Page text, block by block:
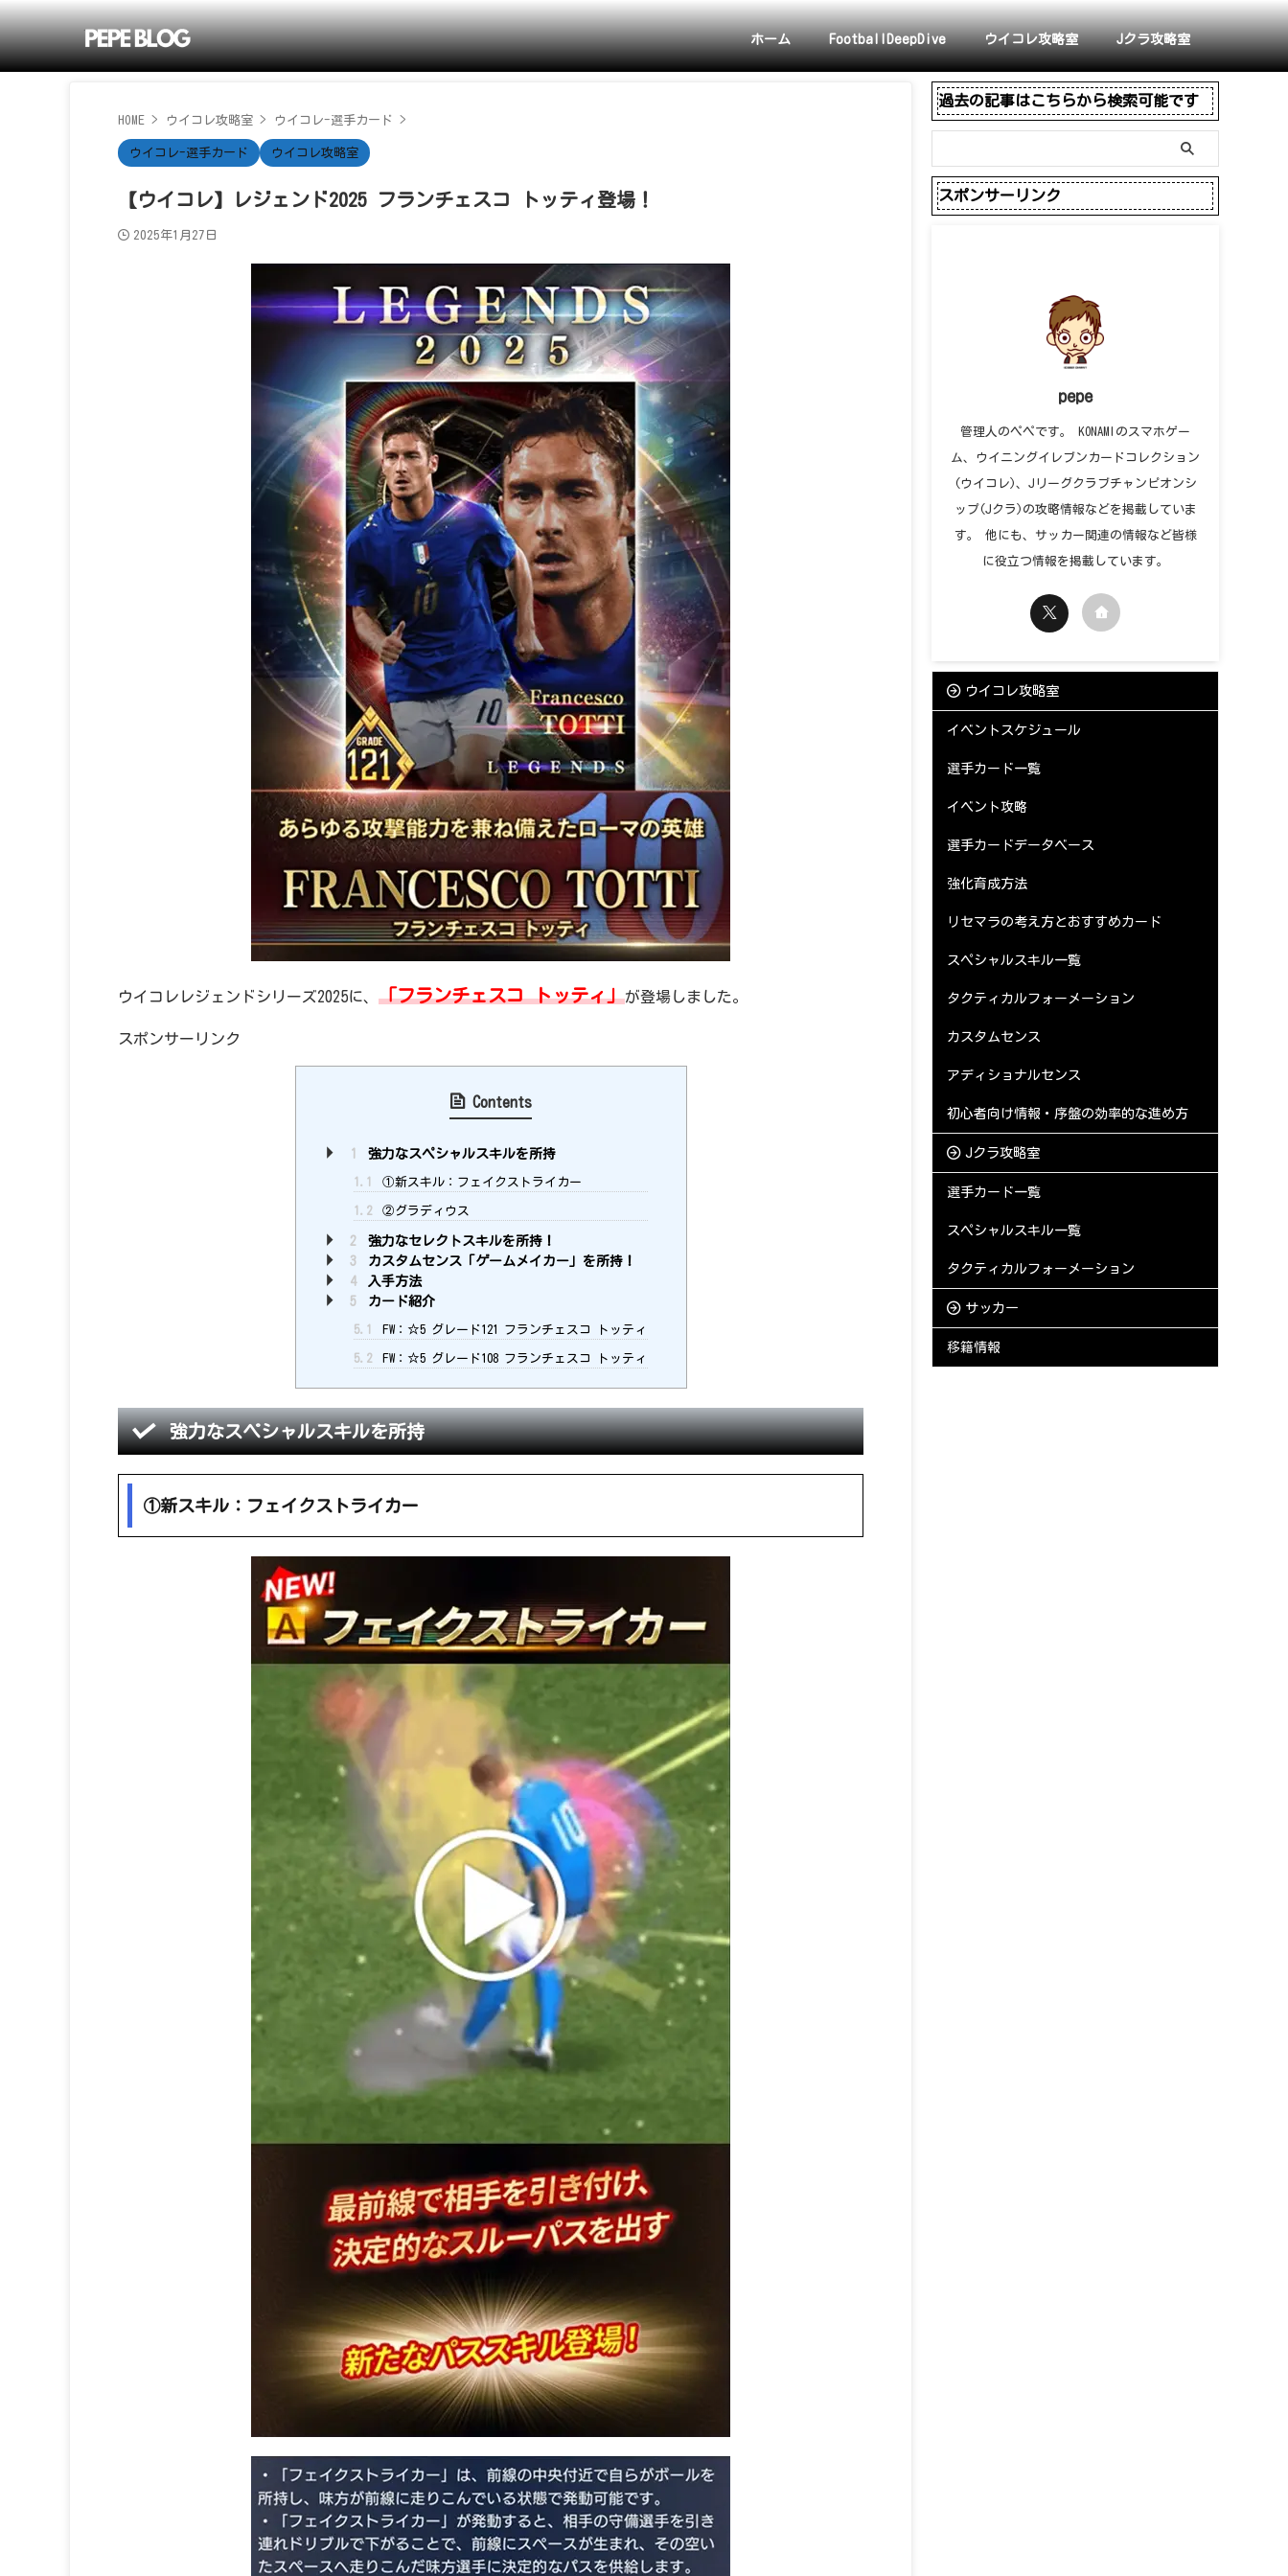
ホーム FootballDeepDive ウイコレ攻略室 Jクラ攻略室
HOME > ウイコレ攻略室 > ウイコレ-選手カード >
ウイコレ-選手カード ウイコレ攻略室
【ウイコレ】レジェンド2025 フランチェスコ トッティ登場！
2025年1月27日
ウイコレレジェンドシリーズ2025に、 「フランチェスコ トッティ」が登場しました。
スポンサーリンク
Contents
1 強力なスペシャルスキルを所持
1.1 ①新スキル：フェイクストライカー
1.2 ②グラディウス
2
強力なセレクトスキルを所持！
3
カスタムセンス「ゲームメイカー」を所持！
4
入手方法
5
カード紹介
5.1 FW：☆5 グレード121 フランチェスコ トッティ
5.2 FW：☆5 グレード108 フランチェスコ トッティ
強力なスペシャルスキルを所持
①新スキル：フェイクストライカー
過去の記事はこちらから検索可能です
スポンサーリンク
pepe
管理人のペペです。 KONAMIのスマホゲー
ム、ウイニングイレブンカードコレクション
(ウイコレ)、Jリーグクラブチャンピオンシ
ップ(Jクラ)の攻略情報などを掲載していま
す。 他にも、サッカー関連の情報など皆様
に役立つ情報を掲載しています。
ウイコレ攻略室
イベントスケジュール
選手カード一覧
イベント攻略
選手カードデータベース
強化育成方法
リセマラの考え方とおすすめカード
スペシャルスキル一覧
タクティカルフォーメーション
カスタムセンス
アディショナルセンス
初心者向け情報・序盤の効率的な進め方
Jクラ攻略室
選手カード一覧
スペシャルスキル一覧
タクティカルフォーメーション
サッカー
移籍情報